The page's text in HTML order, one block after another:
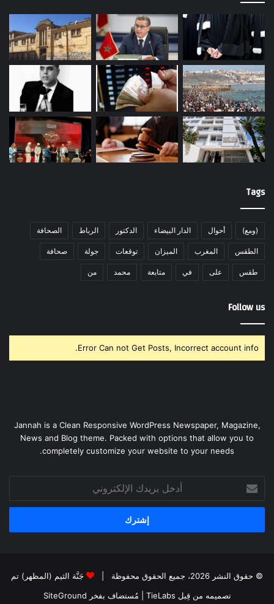
Tags
(ومع) أحوال الدار البيضاء الدكتور الرباط الصحافة
الطقس المغرب الميزان توقعات جولة صحافة
طقس على في متابعة محمد من
Follow us
Error Can not Get Posts, Incorrect account info.
Jannah is a Clean Responsive WordPress Newspaper, Magazine,
News and Blog theme. Packed with options that allow you to
completely customize your website to your needs.
بريدك
الإلكتروني
© حقوق النشر 2026، جميع الحقوق محفوظة |
جَنَّة الثيم (المظهر) تم
تصميمه من قِبل TieLabs
| مُستضاف بفخر SiteGround